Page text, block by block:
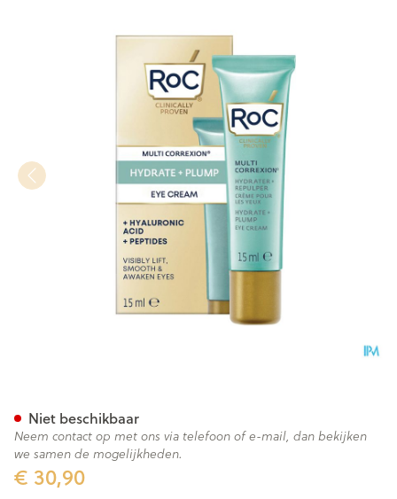
€ 30,90
Niet beschikbaar
Neem contact op met ons via telefoon of e-mail, dan bekijken
we samen de mogelijkheden.